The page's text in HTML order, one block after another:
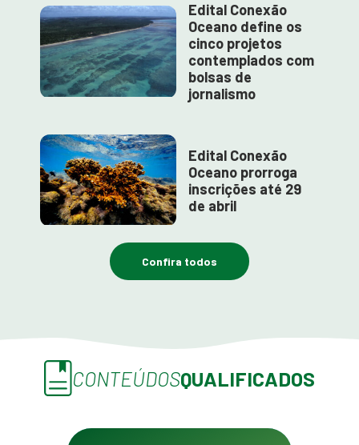
Edital Conexão
Oceano define os
cinco projetos
contemplados com
bolsas de
jornalismo
Edital Conexão
Oceano prorroga
inscrições até 29
de abril
Confira todos
CONTEÚDOSQUALIFICADOS